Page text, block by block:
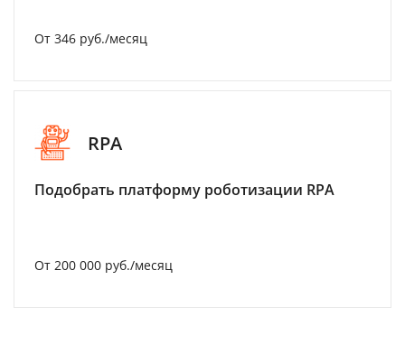
От 346 руб./месяц
RPA
Подобрать платформу роботизации RPA
От 200 000 руб./месяц